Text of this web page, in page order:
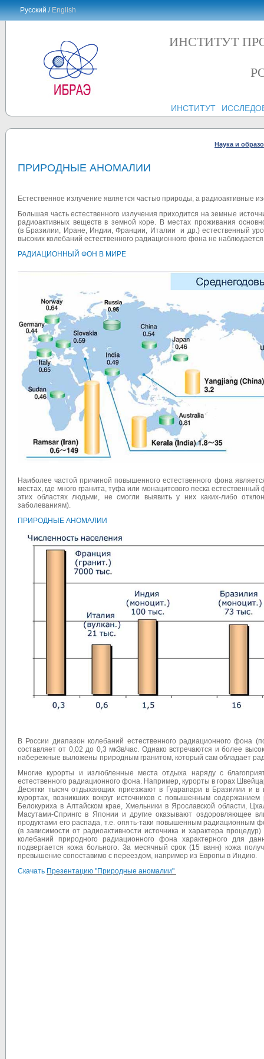
Русский /English
ИНСТИТУТ
ИНСТИТУТ
Наука и
ПРИРОДНЫЕ АНОМАЛИИ
Естественное излучение является частью природы, а радиоактивные
Большая часть естественного излучения приходится на земные
радиоактивных веществ в земной коре. В местах проживания
(в Бразилии, Иране, Индии, Франции, Италии и др.) естественный
высоких колебаний естественного радиационного фона не
РАДИАЦИОННЫЙ ФОН В МИРЕ
Наиболее частой причиной повышенного естественного фона
местах, где много гранита, туфа или монацитового песка
этих областях людьми, не смогли выявить у них каких-либо
заболеваниям).
ПРИРОДНЫЕ АНОМАЛИИ
В России диапазон колебаний естественного радиационного фона
составляет от 0,02 до 0,3 мкЗв/час. Однако встречаются и более
набережные выложены природным гранитом, который сам обладает
Многие курорты и излюбленные места отдыха наряду с
естественного радиационного фона. Например, курорты в горах
Десятки тысяч отдыхающих приезжают в Гуарапари в Бразилии и
курортах, возникших вокруг источников с повышенным
Белокуриха в Алтайском крае, Хмельники в Ярославской области,
Масутами-Спрингс в Японии и другие оказывают оздоровляющее
продуктами его распада, т.е. опять-таки повышенным радиационным
(в зависимости от радиоактивности источника и характера
колебаний природного радиационного фона характерного для
подвергается кожа больного. За месячный срок (15 ванн) кожа
превышение сопоставимо с переездом, например из Европы в Индию.
Скачать Презентацию "Природные аномалии"